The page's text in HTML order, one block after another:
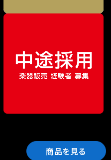
商品を見る